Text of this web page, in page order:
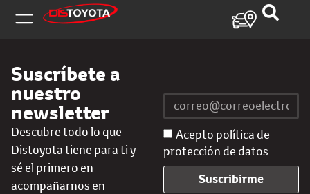
Suscríbete a
nuestro
newsletter
Descubre todo lo que
Distoyota tiene para ti y
sé el primero en
acompañarnos en
Acepto política de
protección de datos
Suscribirme